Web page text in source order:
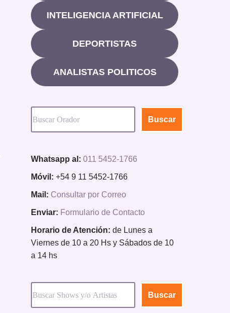
INTELIGENCIA ARTIFICIAL
DEPORTISTAS
ANALISTAS POLITICOS
Buscar
Whatsapp al: 011 5452-1766
Móvil: +54 9 11 5452-1766
Mail: Consultar por Correo
Enviar: Formulario de Contacto
Horario de Atención: de Lunes a
Viernes de 10 a 20 Hs y Sábados de 10
a 14 hs
Buscar